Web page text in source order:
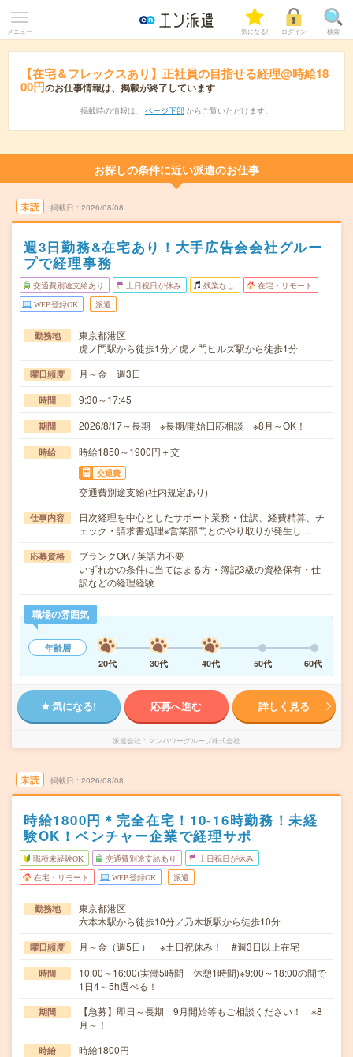
メニュー 気になる! ログイン 検索
【在宅＆フレックスあり】正社員の目指せる経理@時給18
00円のお仕事情報は、掲載が終了しています
掲載時の情報は、 ページ下部 からご覧いただけます。
お探しの条件に近い派遣のお仕事
未読 掲載日 2026/08/08
週3日勤務&在宅あり！大手広告会会社グルー
プで経理事務
交通費別途支給あり 土日祝日が休み 残業なし 在宅・リモート
WEB登録OK 派遣
勤務地
東京都港区
虎ノ門駅から徒歩1分／虎ノ門ヒルズ駅から徒歩1分
曜日頻度 月～金 週3日
時間 9:30～17:45
期間 2026/8/17～長期 ※長期/開始日応相談 ※8月～OK！
時給 時給1850～1900円＋交
交通費
交通費別途支給(社内規定あり)
仕事内容
日次経理を中心としたサポート業務・仕訳、経費精算、チ
ェック・請求書処理※営業部門とのやり取りが発生し…
応募資格
ブランクOK / 英語力不要
いずれかの条件に当てはまる方・簿記3級の資格保有・仕
訳などの経理経験
職場の雰囲気
年齢層
20代
30代 40代 50代 60代
気になる! 応募へ進む 詳しく見る
派遣会社 マンパワーグループ株式会社
未読 掲載日 2026/08/08
時給1800円＊完全在宅！10-16時勤務！未経
験OK！ベンチャー企業で経理サポ
職種未経験OK 交通費別途支給あり 土日祝日が休み
在宅・リモート WEB登録OK 派遣
勤務地
東京都港区
六本木駅から徒歩10分／乃木坂駅から徒歩10分
曜日頻度 月～金（週5日） ※土日祝休み！ #週3日以上在宅
時間
10:00～16:00(実働5時間 休憩1時間)※9:00～18:00の間で
1日4～5h選べる！
期間
【急募】即日～長期 9月開始等もご相談ください！ ※8
月～！
時給 時給1800円